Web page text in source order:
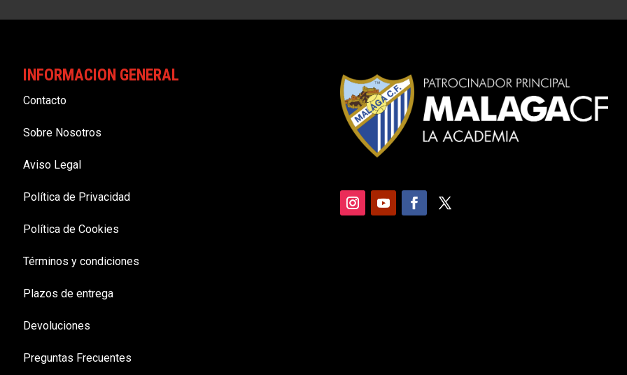
INFORMACION GENERAL
Contacto
Sobre Nosotros
Aviso Legal
Política de Privacidad
Política de Cookies
Términos y condiciones
Plazos de entrega
Devoluciones
Preguntas Frecuentes